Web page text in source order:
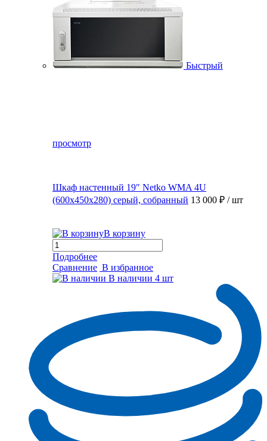
Быстрый
просмотр
Шкаф настенный 19″ Netko WMA 4U
(600x450x280) серый, собранный 13 000 ₽ / шт
В корзину
Подробнее
Сравнение В избранное
В наличии 4 шт